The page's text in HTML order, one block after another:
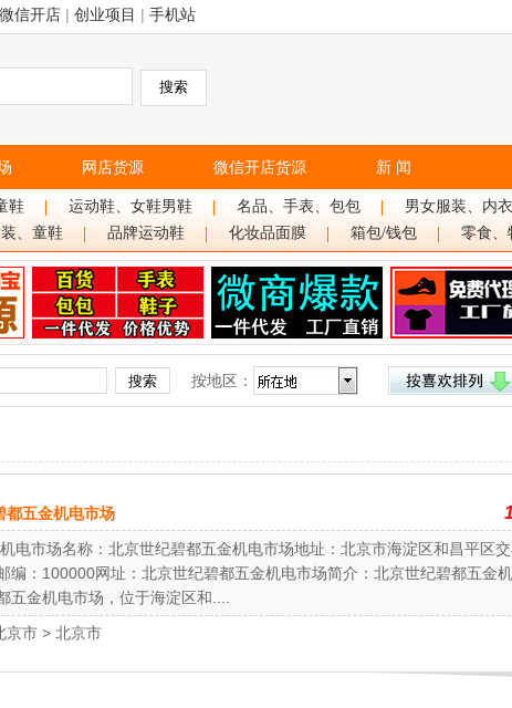
微信开店 | 创业项目 | 手机站
网店货源 微信开店货源 新 闻
鞋 运动鞋、女鞋男鞋 名品、手表、包包
男女服装、内衣
、童鞋 品牌运动鞋 化妆品面膜 箱包/钱包 零食、
按地区：
都五金机电市场 1
电市场名称：北京世纪碧都五金机电市场地址：北京市海淀区和昌平区
编：100000网址：北京世纪碧都五金机电市场简介：北京世纪碧都五金
五金机电市场，位于海淀区和....
京市 > 北京市